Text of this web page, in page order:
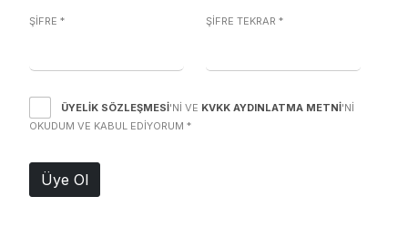
ŞİFRE * ŞİFRE TEKRAR *
ÜYELIK SÖZLEŞMESI'NI VE KVKK AYDINLATMA METNI'NI
OKUDUM VE KABUL EDIYORUM *
Üye Ol